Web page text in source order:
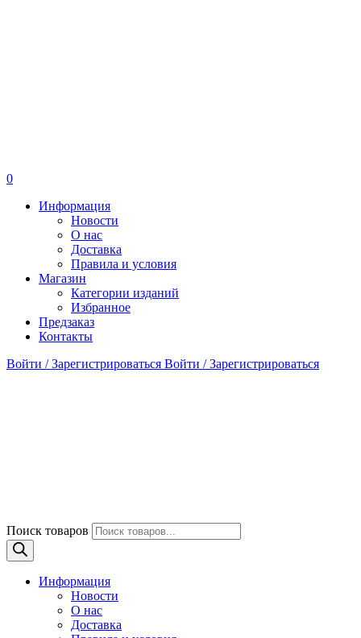
0
Информация
Новости
О нас
Доставка
Правила и условия
Магазин
Категории изданий
Избранное
Предзаказ
Контакты
Войти / Зарегистрироваться Войти / Зарегистрироваться
Поиск товаров
Информация
Новости
О нас
Доставка